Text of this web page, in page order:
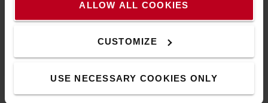
ALLOW ALL COOKIES
CUSTOMIZE
USE NECESSARY COOKIES ONLY
conducteur porté est conçu autour de batteries
modulaires Li-ion, ce qui le rend compact et peu
gourmand en énergie. Il est également conçu autour
de l'opérateur afin d'offrir une expérience de
conduite sûre, confortable et intuitive qui permet